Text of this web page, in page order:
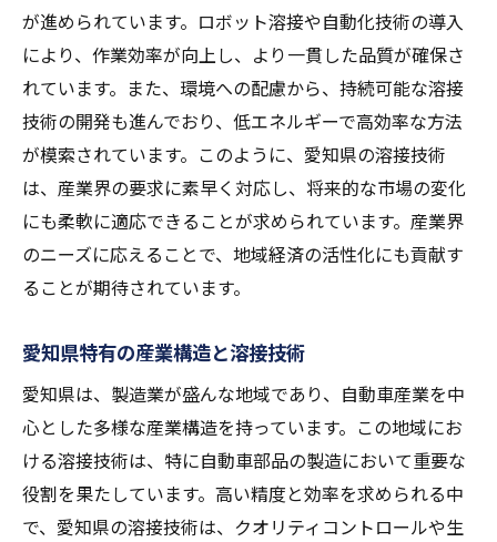
溶接工程における最新技術の導入
高精度溶接がもたらす製品性能の向上
溶接技術の進化がもたらす愛知県の経済的影響
地域経済を活性化する溶接技術
輸出産業としての溶接製品の可能性
溶接技術が促進する地域産業の多様化
雇用創出につながる溶接技術の革新
産業クラスター形成と溶接技術
産業界に革新をもたらす愛知県の溶接技術
新たな産業分野を切り開く溶接技術
産業界での溶接技術の応用事例
素材革新に対応する溶接技術
溶接技術が産業革新を支える要因
が進められています。ロボット溶接や自動化技術の導入
により、作業効率が向上し、より一貫した品質が確保さ
れています。また、環境への配慮から、持続可能な溶接
技術の開発も進んでおり、低エネルギーで高効率な方法
が模索されています。このように、愛知県の溶接技術
は、産業界の要求に素早く対応し、将来的な市場の変化
にも柔軟に適応できることが求められています。産業界
のニーズに応えることで、地域経済の活性化にも貢献す
ることが期待されています。
愛知県特有の産業構造と溶接技術
愛知県は、製造業が盛んな地域であり、自動車産業を中
心とした多様な産業構造を持っています。この地域にお
ける溶接技術は、特に自動車部品の製造において重要な
役割を果たしています。高い精度と効率を求められる中
で、愛知県の溶接技術は、クオリティコントロールや生